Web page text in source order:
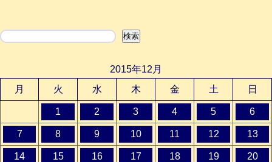
検索 検索
2015年12月
月
火 水 木 金 土 日
1 2 3 4 5 6
7 8 9 10 11 12 13
14 15 16 17 18 19 20